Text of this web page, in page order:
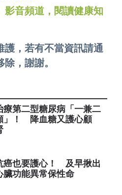
影音頻道，閱讀健康知
護，若有不當資訊請通
，謝謝。
療第二型糖尿病「一兼二
」！ 降血糖又護心顧
癌也要護心！ 及早揪出
臟功能異常保性命